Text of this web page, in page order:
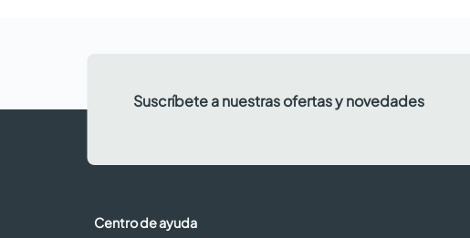
Suscríbete a nuestras ofertas y novedades
Centro de ayuda